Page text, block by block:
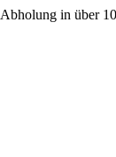
Abholung in über